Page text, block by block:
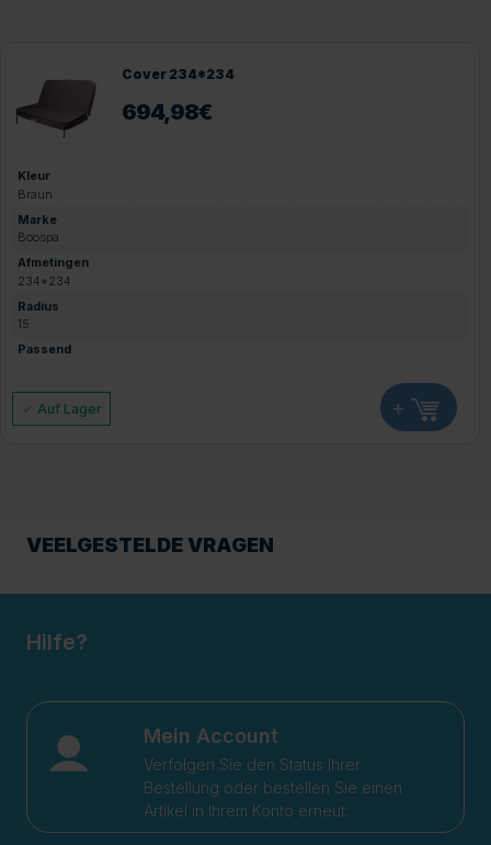
Cover 234*234
694,98€
Kleur
Braun
Marke
Boospa
Afmetingen
234*234
Radius
15
Passend
Auf Lager +
VEELGESTELDE VRAGEN
Hilfe?
Mein Account
Verfolgen Sie den Status Ihrer
Bestellung oder bestellen Sie einen
Artikel in Ihrem Konto erneut.